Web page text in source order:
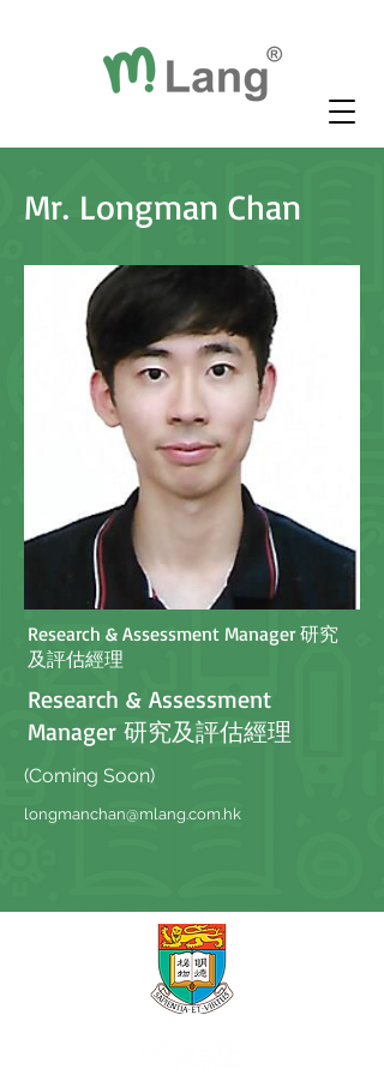
Mr. Longman Chan
Research & Assessment Manager 研究
及評估經理
Research & Assessment
Manager 研究及評估經理
(Coming Soon)
longmanchan@mlang.com.hk